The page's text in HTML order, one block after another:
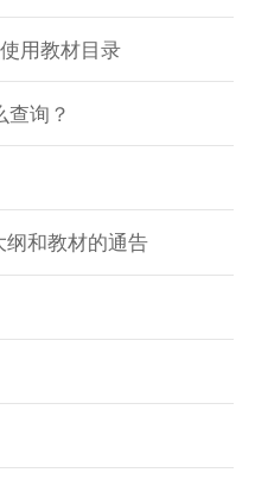
用教材目录
查询？
和教材的通告